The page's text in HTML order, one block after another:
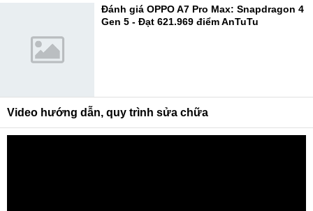
Đánh giá OPPO A7 Pro Max: Snapdragon 4
Gen 5 - Đạt 621.969 điểm AnTuTu
Video hướng dẫn, quy trình sửa chữa